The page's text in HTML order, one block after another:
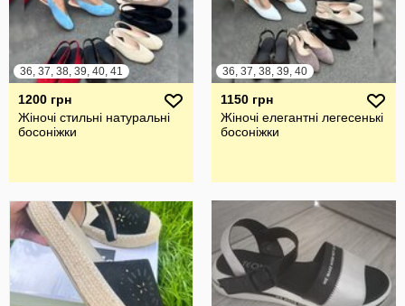
36, 37, 38, 39, 40, 41
1200 грн
Жіночі стильні натуральні
босоніжки
36, 37, 38, 39, 40
1150 грн
Жіночі елегантні легесенькі
босоніжки